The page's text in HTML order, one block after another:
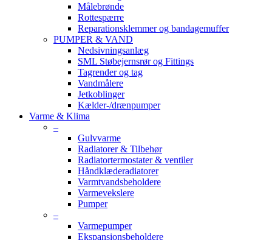
Målebrønde
Rottespærre
Reparationsklemmer og bandagemuffer
PUMPER & VAND
Nedsivningsanlæg
SML Støbejernsrør og Fittings
Tagrender og tag
Vandmålere
Jetkoblinger
Kælder-/drænpumper
Varme & Klima
–
Gulvvarme
Radiatorer & Tilbehør
Radiatortermostater & ventiler
Håndklæderadiatorer
Varmtvandsbeholdere
Varmevekslere
Pumper
–
Varmepumper
Ekspansionsbeholdere